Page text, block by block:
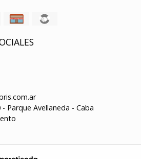
Parque Avellaneda - Caba